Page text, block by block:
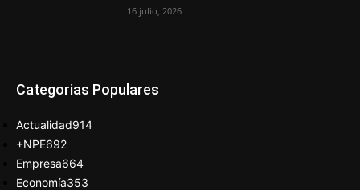
16 julio, 2026
Categorias Populares
Actualidad914
+NPE692
Empresa664
Economía353